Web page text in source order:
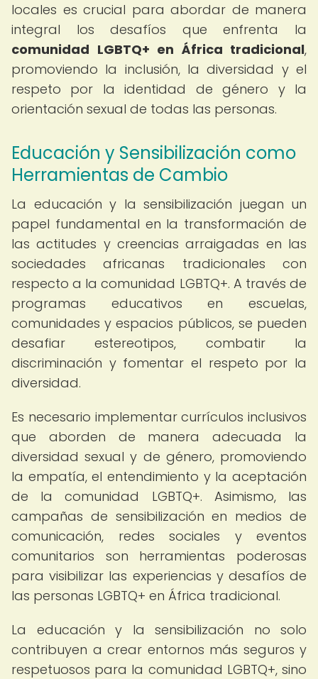
locales es crucial para abordar de manera
integral los desafíos que enfrenta la
comunidad LGBTQ+ en África tradicional,
promoviendo la inclusión, la diversidad y el
respeto por la identidad de género y la
orientación sexual de todas las personas.
Educación y Sensibilización como
Herramientas de Cambio
La educación y la sensibilización juegan un
papel fundamental en la transformación de
las actitudes y creencias arraigadas en las
sociedades africanas tradicionales con
respecto a la comunidad LGBTQ+. A través de
programas educativos en escuelas,
comunidades y espacios públicos, se pueden
desafiar estereotipos, combatir la
discriminación y fomentar el respeto por la
diversidad.
Es necesario implementar currículos inclusivos
que aborden de manera adecuada la
diversidad sexual y de género, promoviendo
la empatía, el entendimiento y la aceptación
de la comunidad LGBTQ+. Asimismo, las
campañas de sensibilización en medios de
comunicación, redes sociales y eventos
comunitarios son herramientas poderosas
para visibilizar las experiencias y desafíos de
las personas LGBTQ+ en África tradicional.
La educación y la sensibilización no solo
contribuyen a crear entornos más seguros y
respetuosos para la comunidad LGBTQ+, sino